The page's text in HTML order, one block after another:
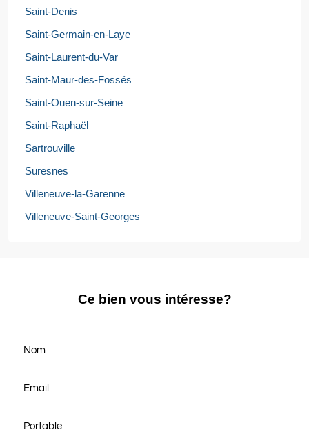
Saint-Denis
Saint-Germain-en-Laye
Saint-Laurent-du-Var
Saint-Maur-des-Fossés
Saint-Ouen-sur-Seine
Saint-Raphaël
Sartrouville
Suresnes
Villeneuve-la-Garenne
Villeneuve-Saint-Georges
Ce bien vous intéresse?